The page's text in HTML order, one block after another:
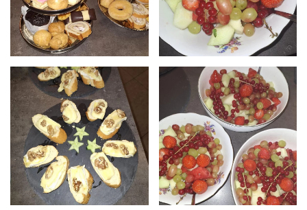
grotere
foto
grotere
foto
klik voor
grotere
foto
klik voor
grotere
foto